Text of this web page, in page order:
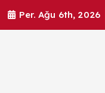
Per. Ağu 6th, 2026